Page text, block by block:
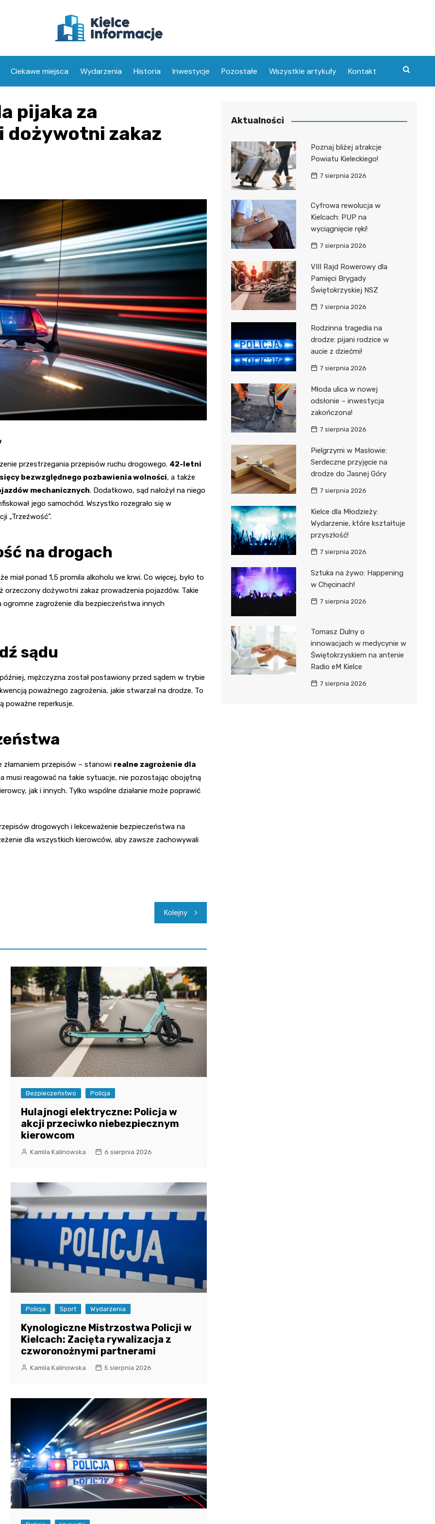
Ciekawe miejsca Wydarzenia Historia Inwestycje Pozostałe Wszystkie artykuły Kontakt
pijaka za
dożywotni zakaz
przestrzegania przepisów ruchu drogowego. 42-letni
bezwzględnego pozbawienia wolności, a także
mechanicznych. Dodatkowo, sąd nałożył na niego
jego samochód. Wszystko rozegrało się w
„Trzeźwość”.
na drogach
miał ponad 1,5 promila alkoholu we krwi. Co więcej, było to
orzeczony dożywotni zakaz prowadzenia pojazdów. Takie
ogromne zagrożenie dla bezpieczeństwa innych
sądu
mężczyzna został postawiony przed sądem w trybie
poważnego zagrożenia, jakie stwarzał na drodze. To
poważne reperkusje.
złamaniem przepisów – stanowi realne zagrożenie dla
musi reagować na takie sytuacje, nie pozostając obojętną
jak i innych. Tylko wspólne działanie może poprawić
drogowych i lekceważenie bezpieczeństwa na
dla wszystkich kierowców, aby zawsze zachowywali
Kolejny
Bezpieczeństwo Policja
Hulajnogi elektryczne: Policja w
akcji przeciwko niebezpiecznym
kierowcom
Kamila Kalinowska 6 sierpnia 2026
Policja Sport Wydarzenia
Kynologiczne Mistrzostwa Policji w
Kielcach: Zacięta rywalizacja z
czworonożnymi partnerami
Kamila Kalinowska 5 sierpnia 2026
Aktualności
Poznaj bliżej atrakcje
Powiatu Kieleckiego!
7 sierpnia 2026
Cyfrowa rewolucja w
Kielcach: PUP na
wyciągnięcie ręki!
7 sierpnia 2026
VIII Rajd Rowerowy dla
Pamięci Brygady
Świętokrzyskiej NSZ
7 sierpnia 2026
Rodzinna tragedia na
drodze: pijani rodzice w
aucie z dziećmi!
7 sierpnia 2026
Młoda ulica w nowej
odsłonie – inwestycja
zakończona!
7 sierpnia 2026
Pielgrzymi w Masłowie:
Serdeczne przyjęcie na
drodze do Jasnej Góry
7 sierpnia 2026
Kielce dla Młodzieży:
Wydarzenie, które kształtuje
przyszłość!
7 sierpnia 2026
Sztuka na żywo: Happening
w Chęcinach!
7 sierpnia 2026
Tomasz Dulny o
innowacjach w medycynie w
Świętokrzyskiem na antenie
Radio eM Kielce
7 sierpnia 2026